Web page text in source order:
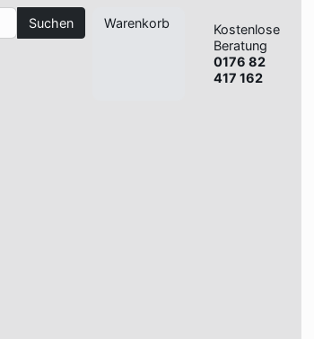
Suchen Warenkorb
Kostenlose
Beratung
0176 82
417 162